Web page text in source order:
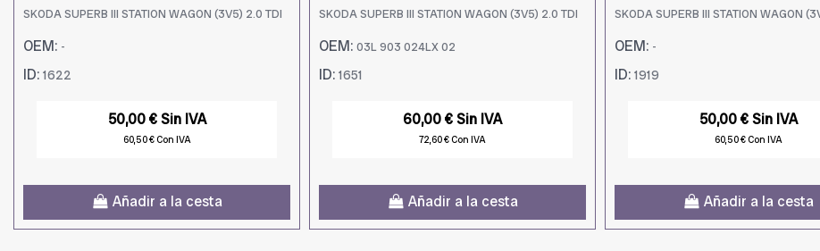
SKODA SUPERB III STATION WAGON (3V5) 2.0 TDI
OEM: -
ID: 1622
50,00 € Sin IVA
60,50 € Con IVA
Añadir a la cesta
SKODA SUPERB III STATION WAGON (3V5) 2.0 TDI
OEM: 03L 903 024LX 02
ID: 1651
60,00 € Sin IVA
72,60 € Con IVA
Añadir a la cesta
SKODA SUPERB III STATION WAGON
OEM: -
ID: 1919
50,00 € Sin IVA
60,50 € Con IVA
Añadir a la cesta